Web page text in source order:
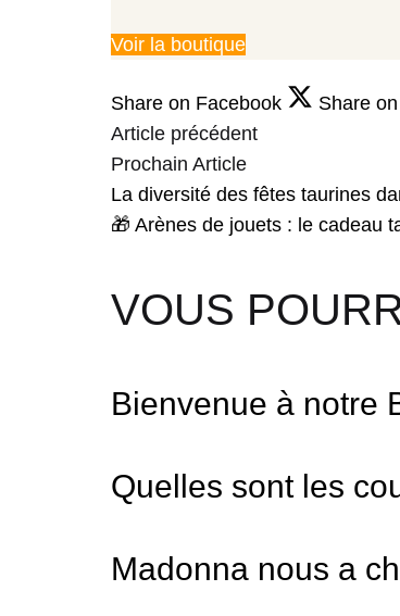
Voir la boutique
Share on Facebook Share
Post
navigation
Article précédent
Prochain Article
La diversité des fêtes taurines
🎁 Arènes de jouets : le cadeau
VOUS
Bienvenue à notre
Quelles sont les
Madonna nous a